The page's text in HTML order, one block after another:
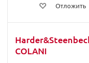
Отложить
COLANI